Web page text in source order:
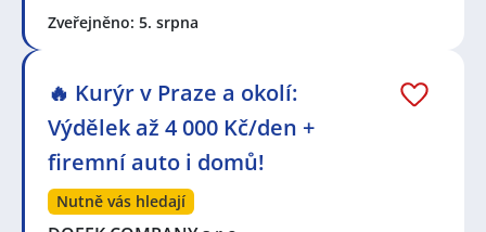
Zveřejněno: 5. srpna
🔥 Kurýr v Praze a okolí:
Výdělek až 4 000 Kč/den +
firemní auto i domů!
Nutně vás hledají